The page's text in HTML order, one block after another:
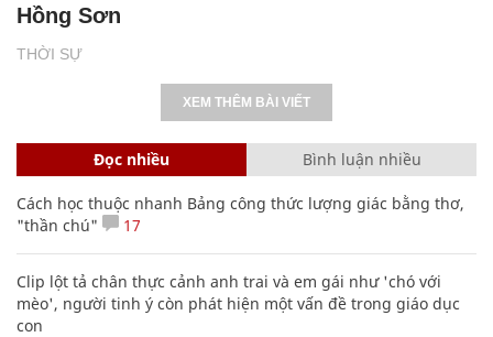
THỜI SỰ
Hồng Sơn
XEM THÊM BÀI VIẾT
Đọc nhiều Bình luận nhiều
Cách học thuộc nhanh Bảng công thức lượng giác bằng thơ,
"thần chú"
17
Clip lột tả chân thực cảnh anh trai và em gái như 'chó với
mèo', người tinh ý còn phát hiện một vấn đề trong giáo dục
con